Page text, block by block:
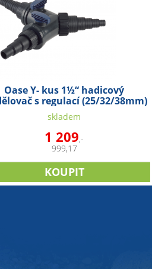
Oase Y- kus 1½“ hadicový
s regulací (25/32/38mm)
skladem
1 209,-
999,17